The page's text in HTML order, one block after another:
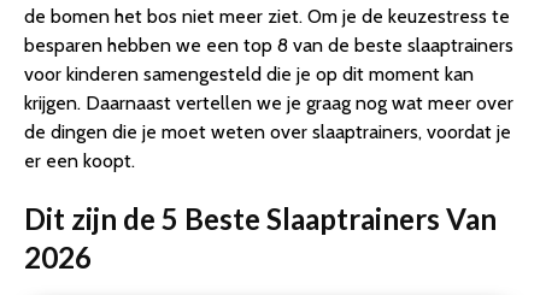
de bomen het bos niet meer ziet. Om je de keuzestress te
besparen hebben we een top 8 van de beste slaaptrainers
voor kinderen samengesteld die je op dit moment kan
krijgen. Daarnaast vertellen we je graag nog wat meer over
de dingen die je moet weten over slaaptrainers, voordat je
er een koopt.
Dit zijn de 5 Beste Slaaptrainers Van
2026